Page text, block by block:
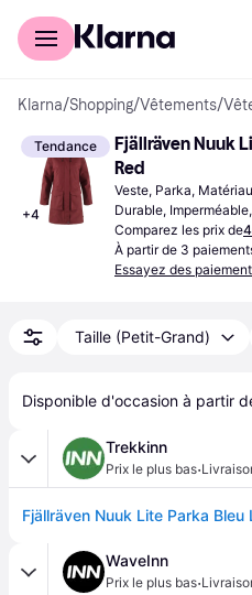
Acheter avec Klarna
Klarna/Shopping/Vêtements/
Tendance
+4
Fjällräven Nuuk
Red
Veste, Parka,
Durable,
Poche Intérieure
Comparez les prix de
À partir de 3
Essayez des
Taille (Petit-Grand)
Disponible d'occasion à partir
Trekkinn
Prix le plus bas·
WaveInn
Prix le plus bas·